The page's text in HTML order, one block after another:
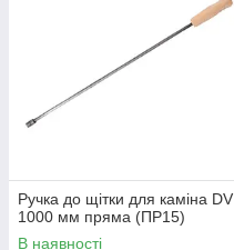
Ручка до щітки для каміна DV
1000 мм пряма (ПР15)
В наявності